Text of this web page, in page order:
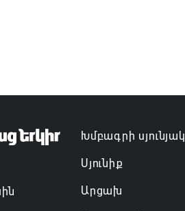
Խմբագրի սյունյակ
Սյունիք
Արցախ